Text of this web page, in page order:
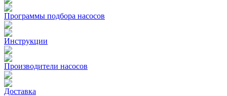
Программы подбора насосов
Инструкции
Производители насосов
Доставка